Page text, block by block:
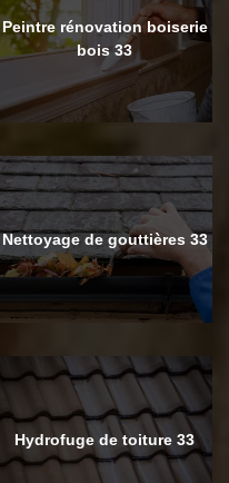
Peintre rénovation boiserie
bois 33
Nettoyage de gouttières 33
Hydrofuge de toiture 33